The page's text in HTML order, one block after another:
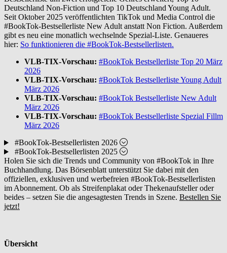
Deutschland Non-Fiction und Top 10 Deutschland Young Adult.
Seit Oktober 2025 veröffentlichten TikTok und Media Control die
#BookTok-Bestsellerliste New Adult anstatt Non Fiction. Außerdem
gibt es neu eine monatlich wechselnde Spezial-Liste. Genaueres
hier: So funktionieren die #BookTok-Bestsellerlisten.
VLB-TIX-Vorschau: #BookTok Bestsellerliste Top 20 März
2026
VLB-TIX-Vorschau: #BookTok Bestsellerliste Young Adult
März 2026
VLB-TIX-Vorschau: #BookTok Bestsellerliste New Adult
März 2026
VLB-TIX-Vorschau: #BookTok Bestsellerliste Spezial Fillm
März 2026
#BookTok-Bestsellerlisten 2026
#BookTok-Bestsellerlisten 2025
Holen Sie sich die Trends und Community von #BookTok in Ihre
Buchhandlung. Das Börsenblatt unterstützt Sie dabei mit den
offiziellen, exklusiven und werbefreien #BookTok-Bestsellerlisten
im Abonnement. Ob als Streifenplakat oder Thekenaufsteller oder
beides – setzen Sie die angesagtesten Trends in Szene. Bestellen Sie
jetzt!
Übersicht